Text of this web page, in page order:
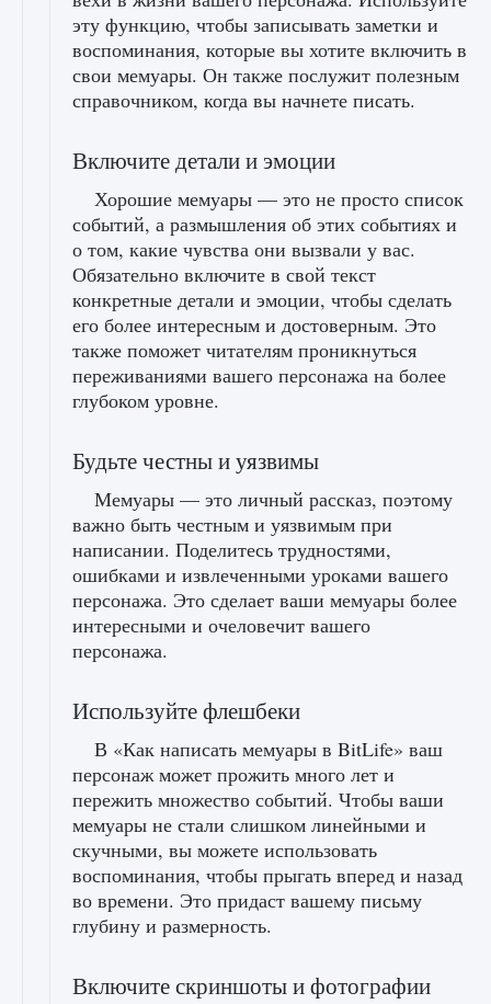
эту функцию, чтобы записывать заметки и
воспоминания, которые вы хотите включить в
свои мемуары. Он также послужит полезным
справочником, когда вы начнете писать.
Включите детали и эмоции
Хорошие мемуары — это не просто список
событий, а размышления об этих событиях и
о том, какие чувства они вызвали у вас.
Обязательно включите в свой текст
конкретные детали и эмоции, чтобы сделать
его более интересным и достоверным. Это
также поможет читателям проникнуться
переживаниями вашего персонажа на более
глубоком уровне.
Будьте честны и уязвимы
Мемуары — это личный рассказ, поэтому
важно быть честным и уязвимым при
написании. Поделитесь трудностями,
ошибками и извлеченными уроками вашего
персонажа. Это сделает ваши мемуары более
интересными и очеловечит вашего
персонажа.
Используйте флешбеки
В «Как написать мемуары в BitLife» ваш
персонаж может прожить много лет и
пережить множество событий. Чтобы ваши
мемуары не стали слишком линейными и
скучными, вы можете использовать
воспоминания, чтобы прыгать вперед и назад
во времени. Это придаст вашему письму
глубину и размерность.
Включите скриншоты и фотографии